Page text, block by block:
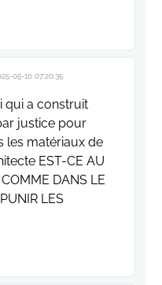
05-10 07:20:35
qui a construit
justice pour
les matériaux de
EST-CE AU
DANS LE
LES